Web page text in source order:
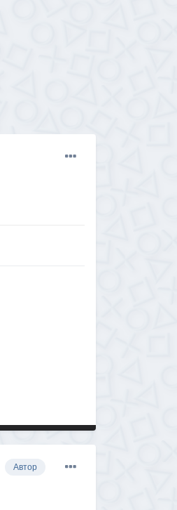
Автор